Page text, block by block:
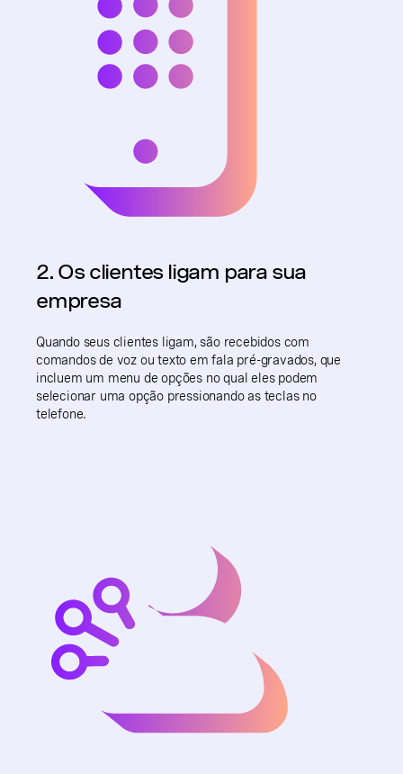
2. Os clientes ligam para sua
empresa
Quando seus clientes ligam, são recebidos com
comandos de voz ou texto em fala pré-gravados, que
incluem um menu de opções no qual eles podem
selecionar uma opção pressionando as teclas no
telefone.